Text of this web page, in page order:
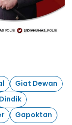
Giat Dewan
Dindik
Gapoktan